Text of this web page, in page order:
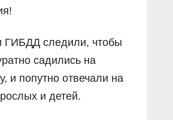
ГИБДД следили, чтобы
садились на
и попутно отвечали на
и детей.